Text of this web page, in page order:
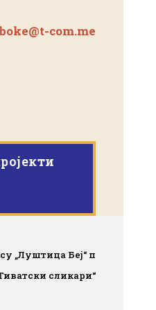
com.me
„Луштица Беј“ п
сликари“